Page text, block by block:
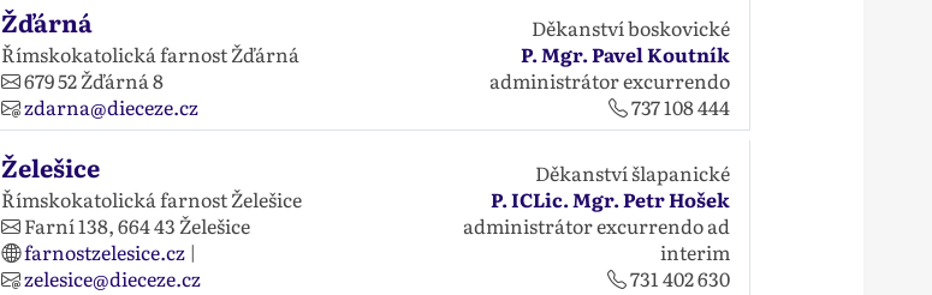
Žďárná
Římskokatolická farnost Žďárná
679 52Žďárná 8
zdarna@dieceze.cz
Děkanství boskovické
P. Mgr. Pavel Koutník
administrátor excurrendo
737 108 444
Želešice
Římskokatolická farnost Želešice
Farní 138,664 43 Želešice
farnostzelesice.cz|
zelesice@dieceze.cz
Děkanství šlapanické
P. ICLic. Mgr. Petr Hošek
administrátor excurrendo ad
interim
731 402 630